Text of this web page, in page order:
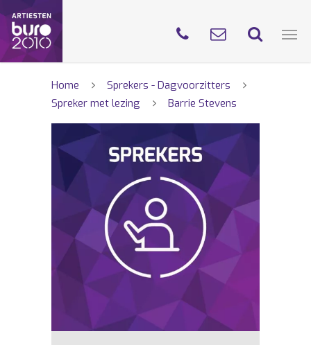
Home
Sprekers - Dagvoorzitters
Spreker met lezing
Barrie Stevens